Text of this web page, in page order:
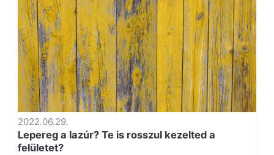
2022.06.29.
Lepereg a lazúr? Te is rosszul kezelted a
felületet?